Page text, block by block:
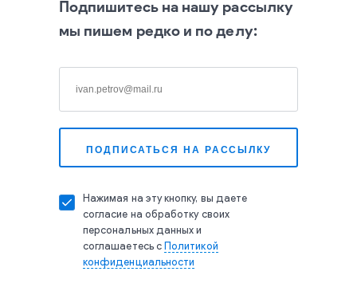
Подпишитесь на нашу рассылку
мы пишем редко и по делу:
Нажимая на эту кнопку, вы даете
согласие на обработку своих
персональных данных и
соглашаетесь с Политикой
конфиденциальности